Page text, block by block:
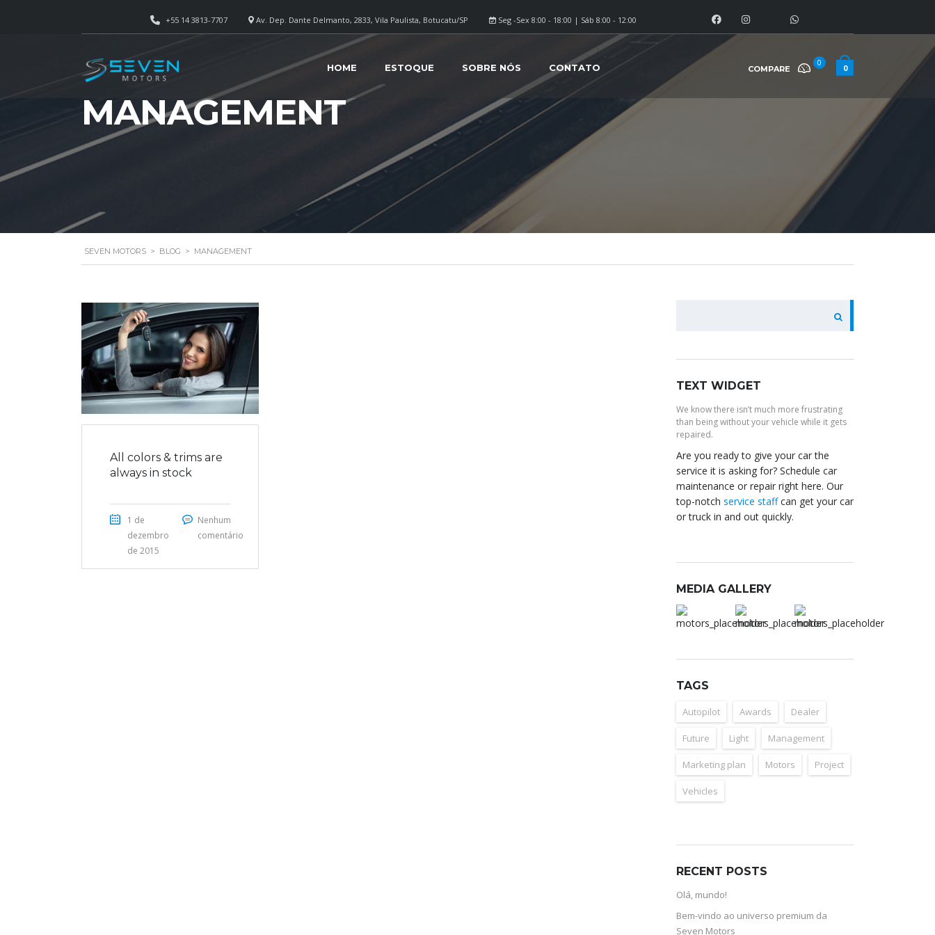
Seg -Sex 8:00 - 18:00 | Sáb 8:00 - 12:00
Av. Dep. Dante Delmanto, 2833, Vila Paulista, Botucatu/SP
+55 14 3813-7707
0
COMPARE
0
HOME ESTOQUE SOBRE NÓS CONTATO
MANAGEMENT
SEVEN MOTORS > BLOG > MANAGEMENT
All colors & trims are
always in stock
1 de
dezembro
de 2015
Nenhum
comentário
TEXT WIDGET
We know there isn’t much more frustrating
than being without your vehicle while it gets
repaired.
Are you ready to give your car the
service it is asking for? Schedule car
maintenance or repair right here. Our
top-notch service staffcan get your car
or truck in and out quickly.
MEDIA GALLERY
TAGS
Autopilot Awards Dealer
Future Light Management
Marketing plan Motors Project
Vehicles
RECENT POSTS
Olá, mundo!
Bem-vindo ao universo premium da
Seven Motors